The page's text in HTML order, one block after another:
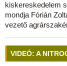
kiskereskedelem
mondja Fórián
vezető
VIDEÓ: A